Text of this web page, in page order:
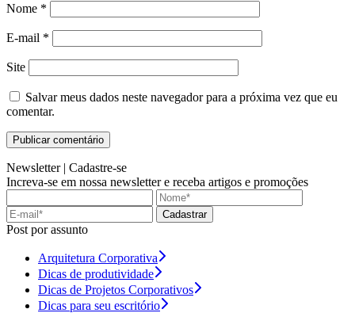
Nome *
E-mail *
Site
Salvar meus dados neste navegador para a próxima vez que eu
comentar.
Newsletter | Cadastre-se
Increva-se em nossa newsletter e receba artigos e promoções
Cadastrar
Post por assunto
Arquitetura Corporativa
Dicas de produtividade
Dicas de Projetos Corporativos
Dicas para seu escritório